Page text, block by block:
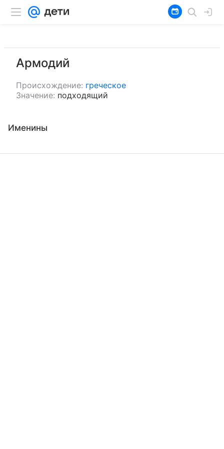
Армодий
Происхождение: греческое
Значение: подходящий
Именины